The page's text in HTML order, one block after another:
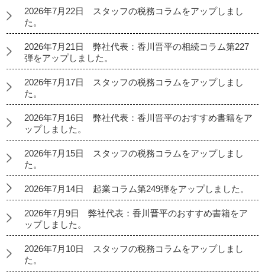
2026年7月22日 スタッフの税務コラムをアップしまし
た。
2026年7月21日 弊社代表：香川晋平の相続コラム第227
弾をアップしました。
2026年7月17日 スタッフの税務コラムをアップしまし
た。
2026年7月16日 弊社代表：香川晋平のおすすめ書籍をア
ップしました。
2026年7月15日 スタッフの税務コラムをアップしまし
た。
2026年7月14日 起業コラム第249弾をアップしました。
2026年7月9日 弊社代表：香川晋平のおすすめ書籍をア
ップしました。
2026年7月10日 スタッフの税務コラムをアップしまし
た。